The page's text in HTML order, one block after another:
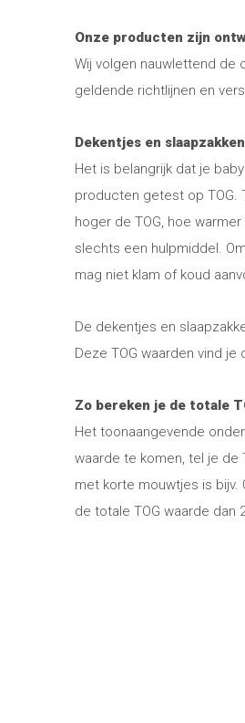
Onze producten zijn
Wij volgen nauwlettend de
geldende richtlijnen en
Dekentjes en
Het is belangrijk dat je
producten getest op TOG.
hoger de TOG, hoe
slechts een hulpmiddel.
mag niet klam of koud
De dekentjes en
Deze TOG waarden vind
Zo bereken je de totale
Het toonaangevende
waarde te komen, tel je de
met korte mouwtjes is bijv.
de totale TOG waarde dan